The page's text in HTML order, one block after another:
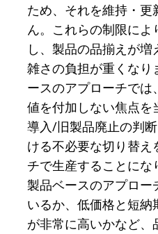
ため、それを維持・
ん。これらの制限に
し、製品の品揃えが
雑さの負担が重くな
ースのアプローチで
値を付加しない焦点を
導入/旧製品廃止の判
ける不必要な切り替え
チで生産することにな
製品ベースのアプロー
いるか、低価格と短
が非常に高いかなど